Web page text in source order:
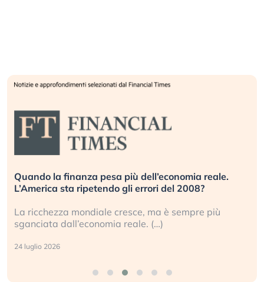
Quando la finanza pesa più dell’economia reale.
L’America sta ripetendo gli errori del 2008?
La ricchezza mondiale cresce, ma è sempre più
sganciata dall’economia reale. (…)
24 luglio 2026